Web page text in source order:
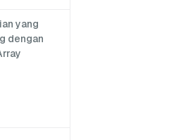
yang
dengan